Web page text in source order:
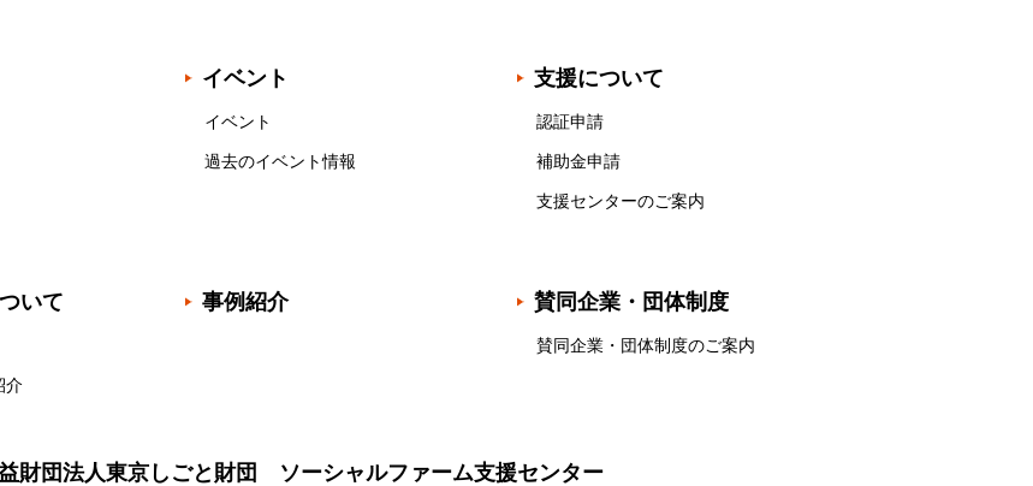
イベント
イベント
過去のイベント情報
支援について
認証申請
補助金申請
支援センターのご案内
いて
介
事例紹介 賛同企業・団体制度
賛同企業・団体制度のご案内
財団法人東京しごと財団 ソーシャルファーム支援センター